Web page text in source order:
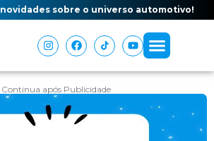
novidades sobre o universo automotivo!
Continua após Publicidade